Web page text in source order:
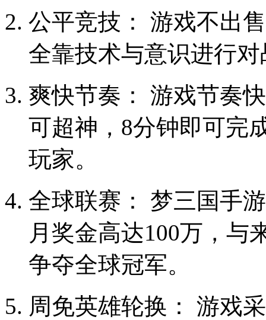
公平竞技： 游戏不出
全靠技术与意识进行
爽快节奏： 游戏节奏
可超神，8分钟即可完
玩家。
全球联赛： 梦三国手
月奖金高达100万，与
争夺全球冠军。
周免英雄轮换： 游戏